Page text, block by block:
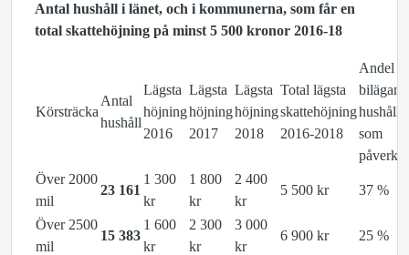
Antal hushåll i länet, och i kommunerna, som får en
total skattehöjning på minst 5 500 kronor 2016-18
Körsträcka
Antal
hushåll
Lägsta
höjning
2016
Lägsta
höjning
2017
Lägsta
höjning
2018
Total lägsta
skattehöjning
2016-2018
Andel
hushåll
som
påverkas
Över 2000
mil
23 161
1 300
kr
1 800
kr
2 400
kr
5 500 kr 37 %
Över 2500
mil
15 383
1 600
kr
2 300
kr
3 000
kr
6 900 kr 25 %